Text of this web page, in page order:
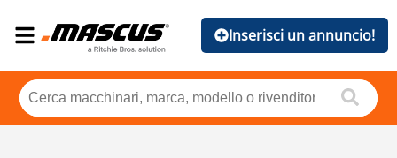
Inserisci un annuncio!